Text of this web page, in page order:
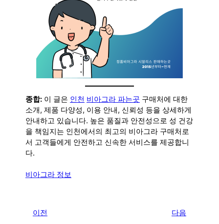
종합: 이 글은 인천 비아그라 파는곳 구매처에 대한
소개, 제품 다양성, 이용 안내, 신뢰성 등을 상세하게
안내하고 있습니다. 높은 품질과 안전성으로 성 건강
을 책임지는 인천에서의 최고의 비아그라 구매처로
서 고객들에게 안전하고 신속한 서비스를 제공합니
다.
비아그라 정보
이전 다음